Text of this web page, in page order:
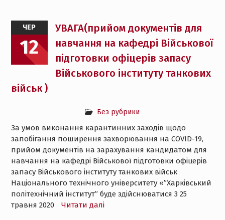
ЧЕР
12
УВАГА(прийом документів для
навчання на кафедрі Bійськової
підготовки офіцерів запасу
Військового інституту танкових
військ )
Без рубрики
За умов виконання карантинних заходів щодо
запобігання поширення захворювання на СОVID-19,
прийом документів на зарахування кандидатом для
навчання на кафедрі Bійськової підготовки офіцерів
запасу Військового інституту танкових військ
Національного технічного університету «”Харківський
політехнічний інститут” буде здійснюватися 3 25
травня 2020
Читати далі